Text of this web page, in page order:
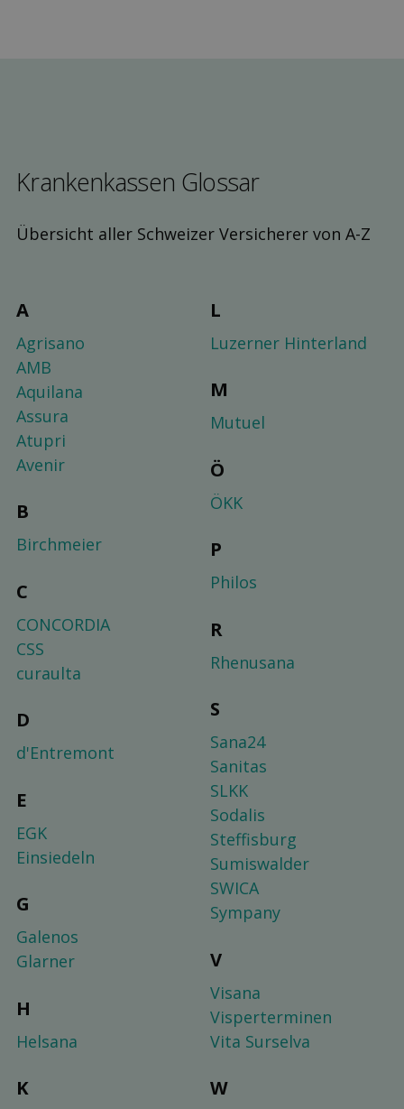
Kranken­kassen Glossar
Übersicht aller Schweizer Versicherer von A-Z
A
Agrisano
AMB
Aquilana
Assura
Atupri
Avenir
B
Birchmeier
C
CONCORDIA
CSS
curaulta
D
d'Entremont
E
EGK
Einsiedeln
G
Galenos
Glarner
H
Helsana
K
L
Luzerner Hinterland
M
Mutuel
Ö
ÖKK
P
Philos
R
Rhenusana
S
Sana24
Sanitas
SLKK
Sodalis
Steffisburg
Sumiswalder
SWICA
Sympany
V
Visana
Visperterminen
Vita Surselva
W